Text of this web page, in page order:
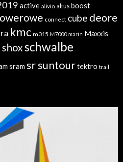
active alivio altus boost
connect cube deore
kmc m315 M7000 marin Maxxis
schwalbe
sramsr suntourtektro trail